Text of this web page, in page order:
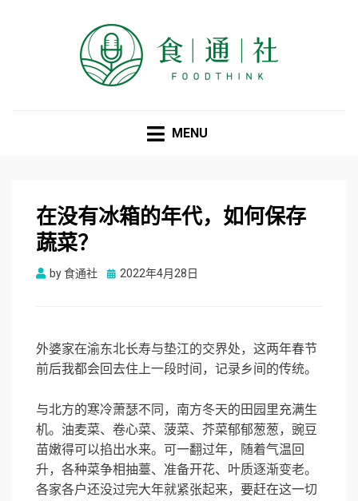
MENU
在没有冰箱的年代，如何保存
蔬菜？
by食通社
Posted
2022年4月28日
外婆家在渝东北长寿与垫江的交界处，这两年春节
前后我都会回去住上一段时间，记录乡间的传统。
与北方的寒冷萧瑟不同，南方冬天的田园里充满生
机。油麦菜、卷心菜、菠菜、芥菜郁郁葱葱，豌豆
苗嫩得可以掐出水来。可一翻过年，随着气温回
升，各种菜争相抽薹、准备开花、叶质逐渐变老。
各家各户还没过完大年就紧张起来，要赶在这一切